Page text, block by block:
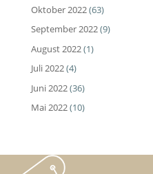
Oktober 2022(63)
September 2022(9)
August 2022(1)
Juli 2022(4)
Juni 2022(36)
Mai 2022(10)